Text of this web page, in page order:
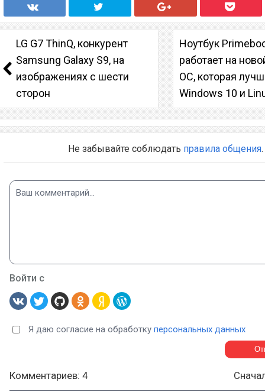
LG G7 ThinQ, конкурент
Samsung Galaxy S9, на
изображениях с шести
сторон
Ноутбук
работает на
ОС, которая
Windows 10 и
Не забывайте соблюдать правила общения.
Войти с
Я даю согласие на обработку персональных данных
Комментариев: 4